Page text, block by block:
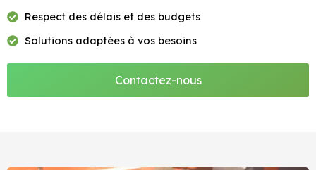
Respect des délais et des budgets
Solutions adaptées à vos besoins
Contactez-nous